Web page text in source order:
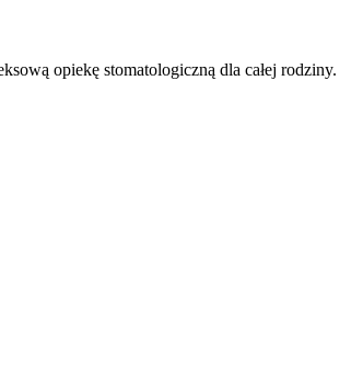
opiekę stomatologiczną dla całej rodziny.